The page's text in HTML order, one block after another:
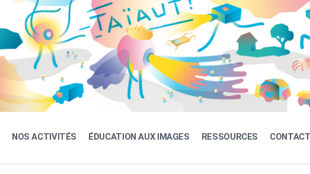
NOS ACTIVITÉS ÉDUCATION AUX IMAGES RESSOURCES